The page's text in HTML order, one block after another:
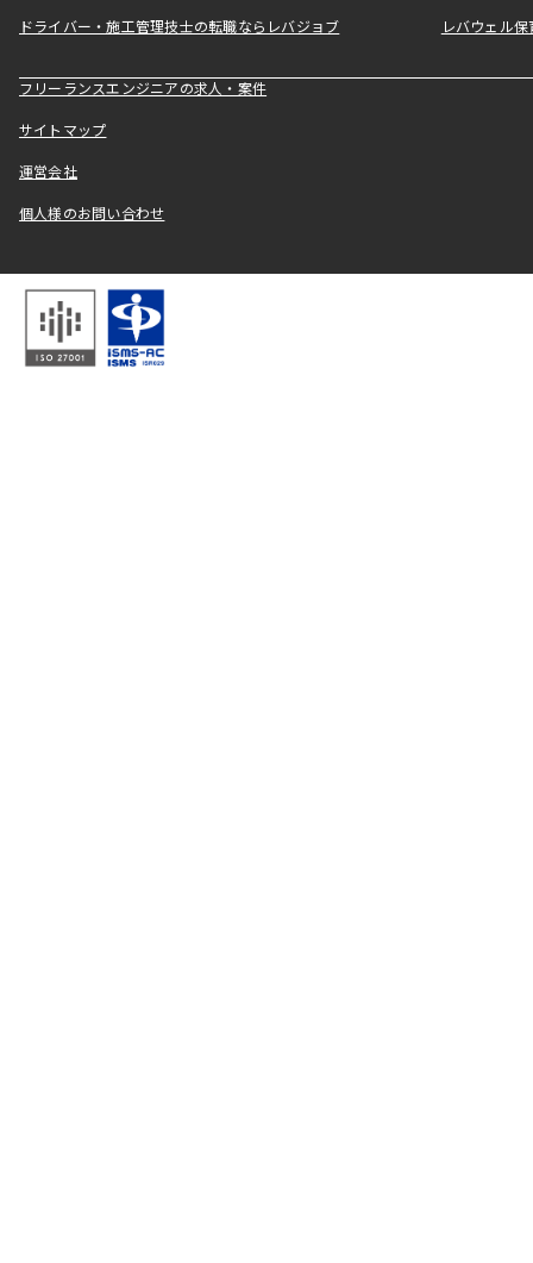
ドライバー・施工管理技士の転職ならレバジョブ レバウェル
フリーランスエンジニアの求人・案件
サイトマップ
運営会社
個人様のお問い合わせ